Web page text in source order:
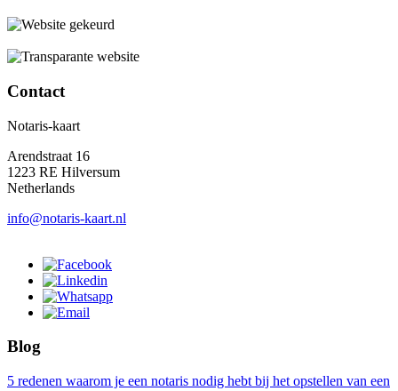
Contact
Notaris-kaart
Arendstraat 16
1223 RE Hilversum
Netherlands
info@notaris-kaart.nl
Blog
5 redenen waarom je een notaris nodig hebt bij het opstellen van een